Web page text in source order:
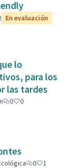
friendly
En evaluación
lo
para los
las tardes
0
0
0
1